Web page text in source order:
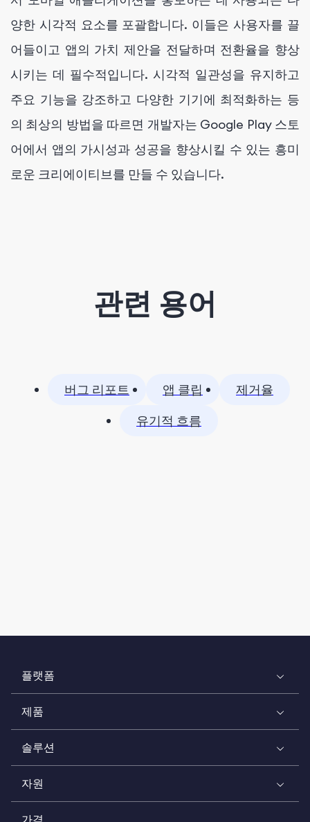
양한 시각적 요소를 포괄합니다. 이들은 사용자를 끌
어들이고 앱의 가치 제안을 전달하며 전환율을 향상
시키는 데 필수적입니다. 시각적 일관성을 유지하고
주요 기능을 강조하고 다양한 기기에 최적화하는 등
의 최상의 방법을 따르면 개발자는 Google Play 스토
어에서 앱의 가시성과 성공을 향상시킬 수 있는 흥미
로운 크리에이티브를 만들 수 있습니다.
관련 용어
버그 리포트 앱 클립
제거율
유기적 흐름
플랫폼
제품
솔루션
자원
가격